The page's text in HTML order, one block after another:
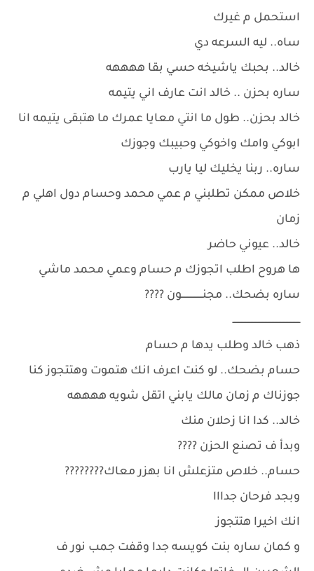
استحمل م غيرك
ساه.. ليه السرعه دي
خالد.. بحبك ياشيخه حسي بقا ههههه
ساره بحزن .. خالد انت عارف اني يتيمه
خالد بحزن.. طول ما انتي معايا عمرك ما هتبقى يتيمه انا
ابوكي وامك واخوكي وحبيبك وجوزك
ساره.. ربنا يخليك ليا يارب
خلاص ممكن تطلبني م عمي محمد وحسام دول اهلي م
زمان
خالد.. عيوني حاضر
ها هروح اطلب اتجوزك م حسام وعمي محمد ماشي
ساره بضحك.. مجنـــــــــــــــون ????
ــــــــــــــــــــــــــــــــــــــــــــــــ
ذهب خالد وطلب يدها م حسام
حسام بضحك.. لو كنت اعرف انك هتموت وهتتجوز كنا
جوزناك م زمان مالك يابني اتقل شويه ههههه
خالد.. كدا انا زحلان منك
وبدأ ف تصنع الحزن ????
حسام.. خلاص متزعلش انا بهزر معاك????????
وبجد فرحان جدااا
انك اخيرا هتتجوز
و كمان ساره بنت كويسه جدا وقفت جمب نور ف